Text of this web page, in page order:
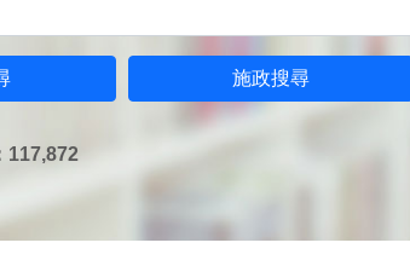
施政搜尋
117,872